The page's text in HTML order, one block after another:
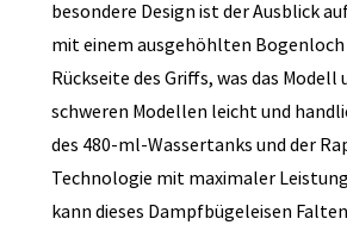
besondere Design ist der Ausblick
mit einem ausgehöhlten Bogenloch
Rückseite des Griffs, was das Modell
schweren Modellen leicht und
des 480-ml-Wassertanks und der
Technologie mit maximaler
kann dieses Dampfbügeleisen